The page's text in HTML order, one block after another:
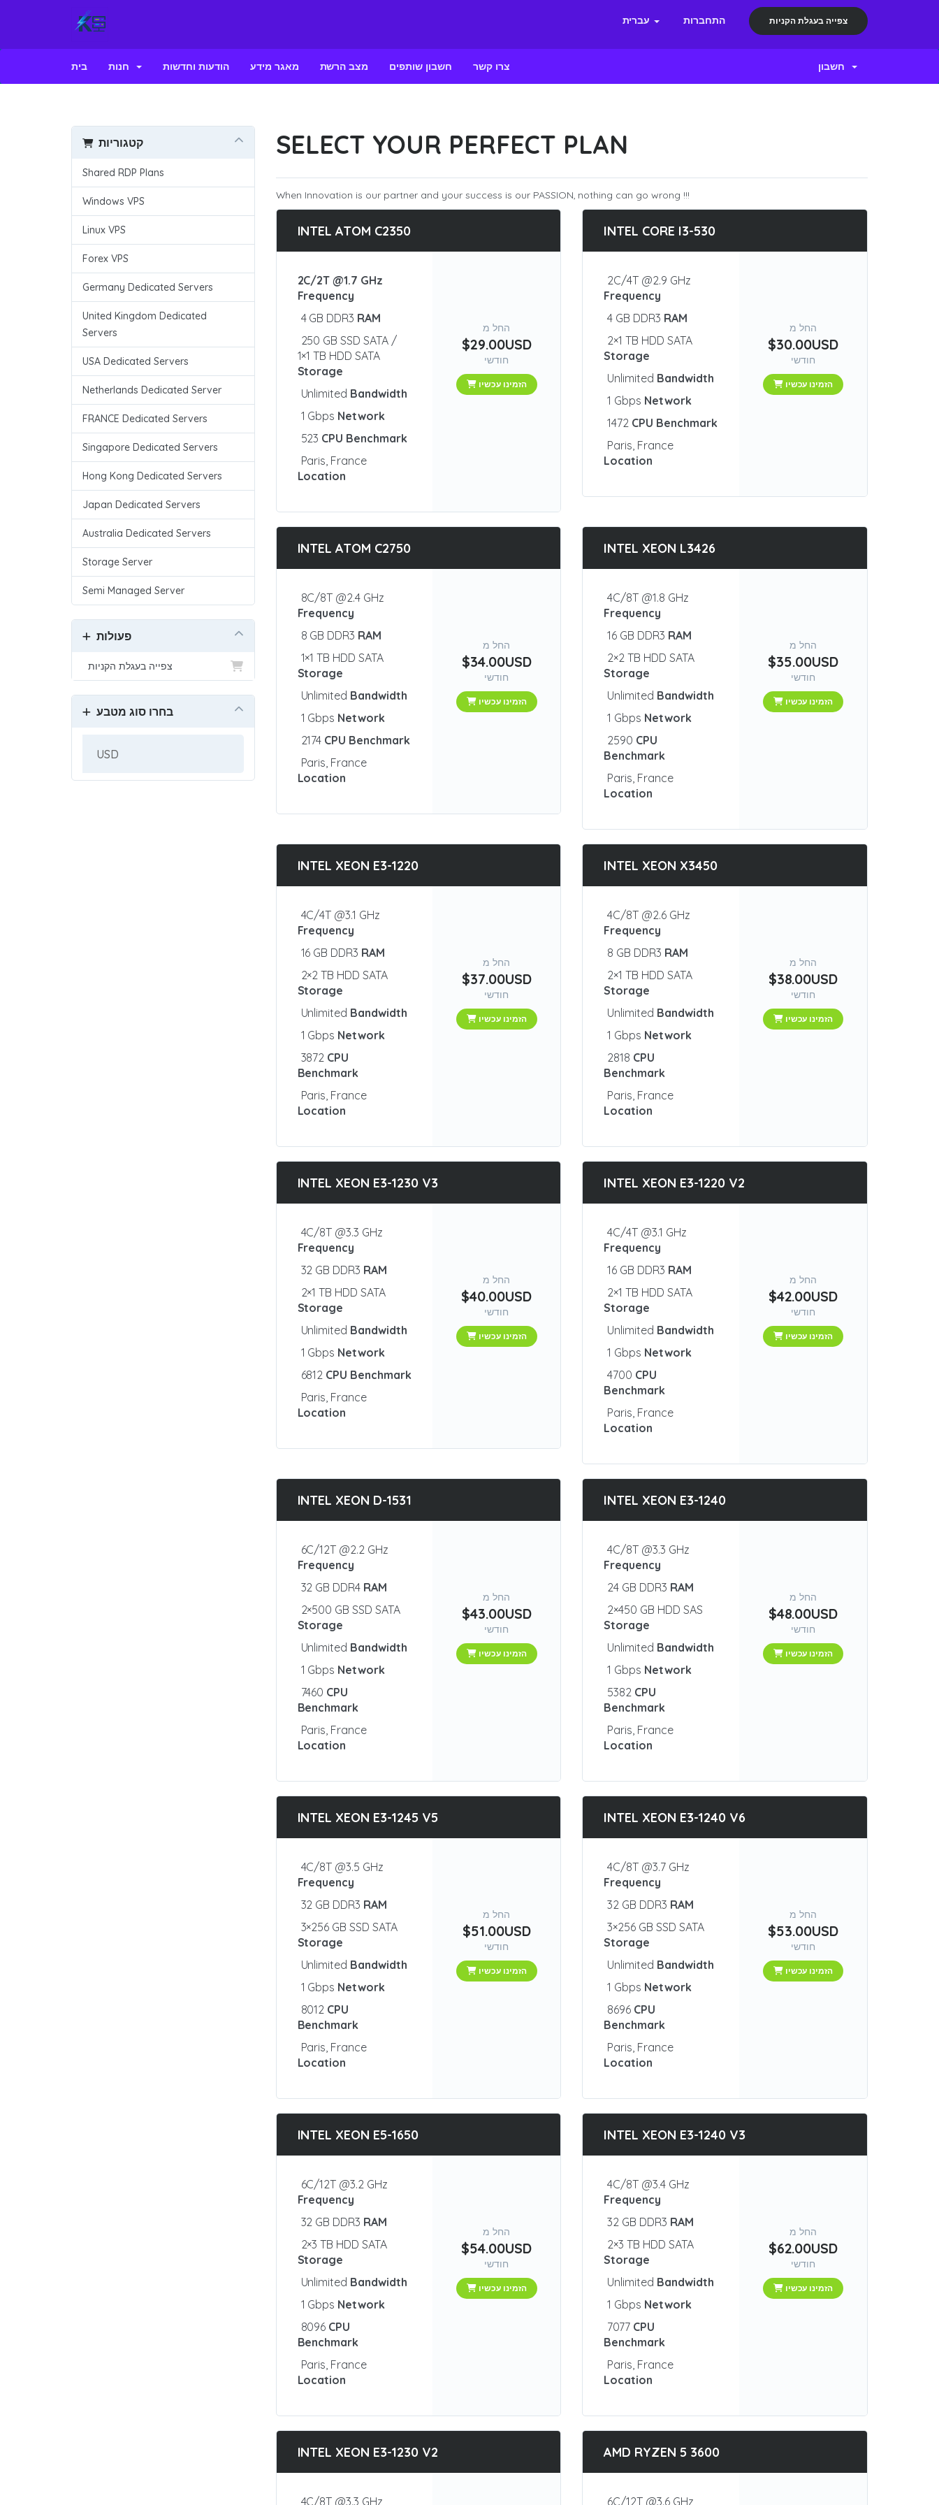
התחברות צפייה בעגלת הקניות
בית הודעות וחדשות מאגר מידע מצב הרשת חשבון שותפים צרו קשר
קטגוריות
Shared RDP Plans
Windows VPS
Linux VPS
Forex VPS
Germany Dedicated Servers
United Kingdom Dedicated
Servers
USA Dedicated Servers
Netherlands Dedicated Server
FRANCE Dedicated Servers
Singapore Dedicated Servers
Hong Kong Dedicated Servers
Japan Dedicated Servers
Australia Dedicated Servers
Storage Server
Semi Managed Server
פעולות
צפייה בעגלת הקניות
בחרו סוג מטבע
SELECT YOUR PERFECT PLAN
When Innovation is our partner and your success is our PASSION, nothing can go wrong !!!
INTEL ATOM C2350
2C/2T @1.7 GHz
Frequency
4 GB DDR3 RAM
250 GB SSD SATA /
1×1 TB HDD SATA
Storage
Unlimited Bandwidth
1 Gbps Network
523 CPU Benchmark
Paris, France
Location
החל מ
$29.00USD
חודשי
הזמינו עכשיו
INTEL CORE I3-530
2C/4T @2.9 GHz
Frequency
4 GB DDR3 RAM
2×1 TB HDD SATA
Storage
Unlimited Bandwidth
1 Gbps Network
1472 CPU Benchmark
Paris, France
Location
החל מ
$30.00USD
חודשי
הזמינו עכשיו
INTEL ATOM C2750
8C/8T @2.4 GHz
Frequency
8 GB DDR3 RAM
1×1 TB HDD SATA
Storage
Unlimited Bandwidth
1 Gbps Network
2174 CPU Benchmark
Paris, France
Location
החל מ
$34.00USD
חודשי
הזמינו עכשיו
INTEL XEON L3426
4C/8T @1.8 GHz
Frequency
16 GB DDR3 RAM
2×2 TB HDD SATA
Storage
Unlimited Bandwidth
1 Gbps Network
2590 CPU
Benchmark
Paris, France
Location
החל מ
$35.00USD
חודשי
הזמינו עכשיו
INTEL XEON E3-1220
4C/4T @3.1 GHz
Frequency
16 GB DDR3 RAM
2×2 TB HDD SATA
Storage
Unlimited Bandwidth
1 Gbps Network
3872 CPU
Benchmark
Paris, France
Location
החל מ
$37.00USD
חודשי
הזמינו עכשיו
INTEL XEON X3450
4C/8T @2.6 GHz
Frequency
8 GB DDR3 RAM
2×1 TB HDD SATA
Storage
Unlimited Bandwidth
1 Gbps Network
2818 CPU
Benchmark
Paris, France
Location
החל מ
$38.00USD
חודשי
הזמינו עכשיו
INTEL XEON E3-1230 V3
4C/8T @3.3 GHz
Frequency
32 GB DDR3 RAM
2×1 TB HDD SATA
Storage
Unlimited Bandwidth
1 Gbps Network
6812 CPU Benchmark
Paris, France
Location
החל מ
$40.00USD
חודשי
הזמינו עכשיו
INTEL XEON E3-1220 V2
4C/4T @3.1 GHz
Frequency
16 GB DDR3 RAM
2×1 TB HDD SATA
Storage
Unlimited Bandwidth
1 Gbps Network
4700 CPU
Benchmark
Paris, France
Location
החל מ
$42.00USD
חודשי
הזמינו עכשיו
INTEL XEON D-1531
6C/12T @2.2 GHz
Frequency
32 GB DDR4 RAM
2×500 GB SSD SATA
Storage
Unlimited Bandwidth
1 Gbps Network
7460 CPU
Benchmark
Paris, France
Location
החל מ
$43.00USD
חודשי
הזמינו עכשיו
INTEL XEON E3-1240
4C/8T @3.3 GHz
Frequency
24 GB DDR3 RAM
2×450 GB HDD SAS
Storage
Unlimited Bandwidth
1 Gbps Network
5382 CPU
Benchmark
Paris, France
Location
החל מ
$48.00USD
חודשי
הזמינו עכשיו
INTEL XEON E3-1245 V5
4C/8T @3.5 GHz
Frequency
32 GB DDR3 RAM
3×256 GB SSD SATA
Storage
Unlimited Bandwidth
1 Gbps Network
8012 CPU
Benchmark
Paris, France
Location
החל מ
$51.00USD
חודשי
הזמינו עכשיו
INTEL XEON E3-1240 V6
4C/8T @3.7 GHz
Frequency
32 GB DDR3 RAM
3×256 GB SSD SATA
Storage
Unlimited Bandwidth
1 Gbps Network
8696 CPU
Benchmark
Paris, France
Location
החל מ
$53.00USD
חודשי
הזמינו עכשיו
INTEL XEON E5-1650
6C/12T @3.2 GHz
Frequency
32 GB DDR3 RAM
2×3 TB HDD SATA
Storage
Unlimited Bandwidth
1 Gbps Network
8096 CPU
Benchmark
Paris, France
Location
החל מ
$54.00USD
חודשי
הזמינו עכשיו
INTEL XEON E3-1240 V3
4C/8T @3.4 GHz
Frequency
32 GB DDR3 RAM
2×3 TB HDD SATA
Storage
Unlimited Bandwidth
1 Gbps Network
7077 CPU
Benchmark
Paris, France
Location
החל מ
$62.00USD
חודשי
הזמינו עכשיו
INTEL XEON E3-1230 V2
4C/8T @3.3 GHz
AMD RYZEN 5 3600
6C/12T @3.6 GHz